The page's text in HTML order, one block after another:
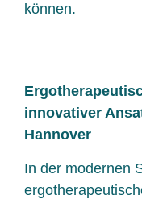
können.
innovativer
Hannover
In der modernen